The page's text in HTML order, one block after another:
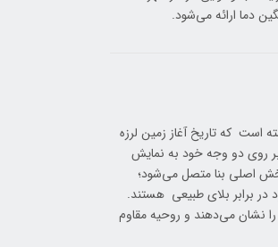
دما ارائه می‌شود.
است که تاریخ آغاز زمین لرزه
وقوع فاجعه یعنی ساعت (۵:۲۴ صبح) را بر روی دو وجه خود به نمایش
اصلی بنا متصل می‌شود؛
برابر بلای طبیعی هستند.
را نشان می‌دهند و روحیه مقاوم